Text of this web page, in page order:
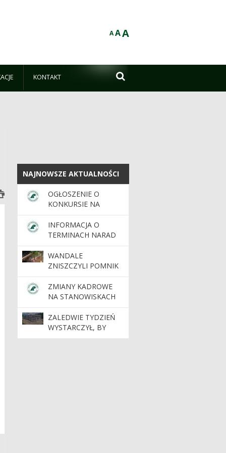
AAA
KONTAKT 
NAJNOWSZE AKTUALNOŚCI
NAJNOWSZE AKTUALNOŚCI
OGŁOSZENIE O
KONKURSIE NA
STANOWISKO
NADLEŚNICZEGO/NADLEŚNICZEJ
NADLEŚNICTWA
TORUŃ
INFORMACJA O
TERMINACH NARAD
PROJEKTU PLANU
WANDALE
ZNISZCZYLI POMNIK
PRZYRODY „JASKINIA
BAJKA”
ZMIANY KADROWE
NA STANOWISKACH
KIEROWNICZYCH
ZALEDWIE TYDZIEŃ
WYSTARCZYŁ, BY
POWSTAŁA BRYŁA